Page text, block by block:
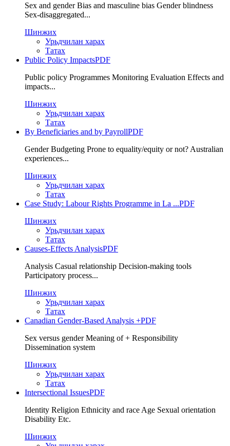
Sex and gender Bias and masculine bias Gender blindness
Sex-disaggregated...
Шинжих
Урьдчилан харах
Татах
Public Policy ImpactsPDF
Public policy Programmes Monitoring Evaluation Effects and
impacts...
Шинжих
Урьдчилан харах
Татах
By Beneficiaries and by PayrollPDF
Gender Budgeting Prone to equality/equity or not? Australian
experiences...
Шинжих
Урьдчилан харах
Татах
Case Study: Labour Rights Programme in La ...PDF
Шинжих
Урьдчилан харах
Татах
Causes-Effects AnalysisPDF
Analysis Casual relationship Decision-making tools
Participatory process...
Шинжих
Урьдчилан харах
Татах
Canadian Gender-Based Analysis +PDF
Sex versus gender Meaning of + Responsibility
Dissemination system
Шинжих
Урьдчилан харах
Татах
Intersectional IssuesPDF
Identity Religion Ethnicity and race Age Sexual orientation
Disability Etc.
Шинжих